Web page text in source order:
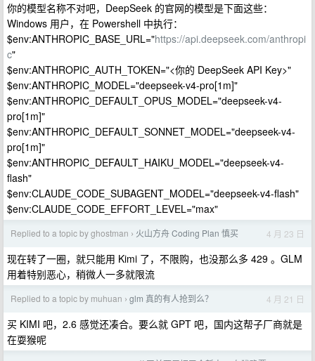
你的模型名称不对吧，DeepSeek 的官网的模型是下面这些：
Windows 用户，在 Powershell 中执行：
$env:ANTHROPIC_BASE_URL="https://api.deepseek.com/anthropi
c"
$env:ANTHROPIC_AUTH_TOKEN="<你的 DeepSeek API Key>"
$env:ANTHROPIC_MODEL="deepseek-v4-pro[1m]"
$env:ANTHROPIC_DEFAULT_OPUS_MODEL="deepseek-v4-
pro[1m]"
$env:ANTHROPIC_DEFAULT_SONNET_MODEL="deepseek-v4-
pro[1m]"
$env:ANTHROPIC_DEFAULT_HAIKU_MODEL="deepseek-v4-
flash"
$env:CLAUDE_CODE_SUBAGENT_MODEL="deepseek-v4-flash"
$env:CLAUDE_CODE_EFFORT_LEVEL="max"
Replied to a topic by ghostman › 火山方舟 Coding Plan 慎买 4 月 23 日
现在转了一圈，就只能用 Kimi 了，不限购，也没那么多 429 。GLM
用着特别恶心，稍微人一多就限流
Replied to a topic by muhuan › glm 真的有人抢到么？ 4 月 21 日
买 KIMI 吧，2.6 感觉还凑合。要么就 GPT 吧，国内这帮子厂商就是
在耍猴呢